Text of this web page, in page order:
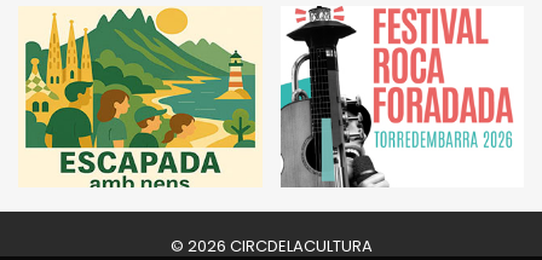
© 2026 CIRCDELACULTURA